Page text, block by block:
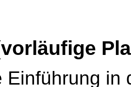
Einführung in